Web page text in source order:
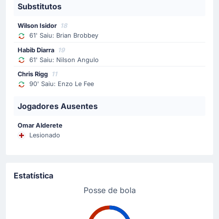
recebeu o cartão amarelo.
69'
Cartão amarelo
Enzo Fernandez
Enzo Fernandez (Chelsea FC) viu Christopher
Kavanagh mostrar-lhe um cartão amarelo.
65'
Substituição
Neto
Trevoh Chalobah
Diarra Mouhamadou
Substitutos
Wilson Isidor 18
61' Saiu: Brian Brobbey
Habib Diarra 19
61' Saiu: Nilson Angulo
Chris Rigg 11
90' Saiu: Enzo Le Fee
Jogadores Ausentes
Omar Alderete
Lesionado
Estatística
Posse de bola